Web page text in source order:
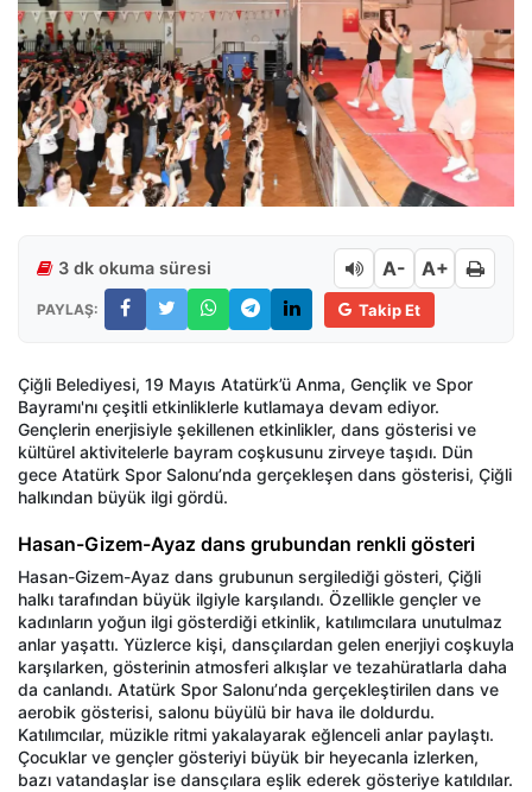
3 dk okuma süresi A- A+
PAYLAŞ: Takip Et
Çiğli Belediyesi, 19 Mayıs Atatürk’ü Anma, Gençlik ve Spor
Bayramı'nı çeşitli etkinliklerle kutlamaya devam ediyor.
Gençlerin enerjisiyle şekillenen etkinlikler, dans gösterisi ve
kültürel aktivitelerle bayram coşkusunu zirveye taşıdı. Dün
gece Atatürk Spor Salonu’nda gerçekleşen dans gösterisi, Çiğli
halkından büyük ilgi gördü.
Hasan-Gizem-Ayaz dans grubundan renkli gösteri
Hasan-Gizem-Ayaz dans grubunun sergilediği gösteri, Çiğli
halkı tarafından büyük ilgiyle karşılandı. Özellikle gençler ve
kadınların yoğun ilgi gösterdiği etkinlik, katılımcılara unutulmaz
anlar yaşattı. Yüzlerce kişi, dansçılardan gelen enerjiyi coşkuyla
karşılarken, gösterinin atmosferi alkışlar ve tezahüratlarla daha
da canlandı. Atatürk Spor Salonu’nda gerçekleştirilen dans ve
aerobik gösterisi, salonu büyülü bir hava ile doldurdu.
Katılımcılar, müzikle ritmi yakalayarak eğlenceli anlar paylaştı.
Çocuklar ve gençler gösteriyi büyük bir heyecanla izlerken,
bazı vatandaşlar ise dansçılara eşlik ederek gösteriye katıldılar.